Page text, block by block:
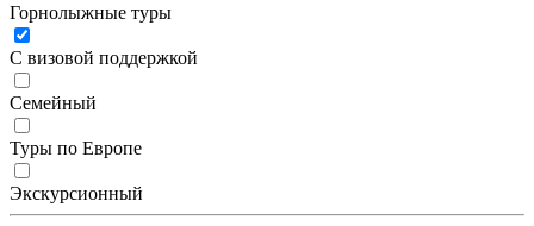
Горнолыжные туры
С визовой поддержкой
Семейный
Туры по Европе
Экскурсионный